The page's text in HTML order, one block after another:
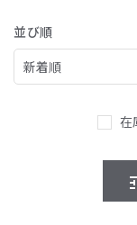
並び順
在